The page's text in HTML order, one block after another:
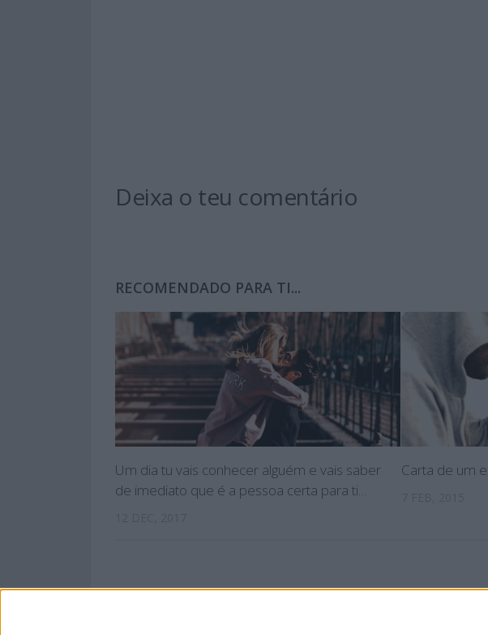
Deixa o teu comentário
RECOMENDADO PARA TI...
Um dia tu vais conhecer alguém e vais saber
de imediato que é a pessoa certa para ti…
Carta de um